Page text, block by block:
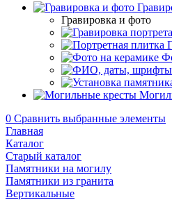
Гравировка и фото
0 Сравнить выбранные элементы
Главная
Каталог
Старый каталог
Памятники на могилу
Памятники из гранита
Вертикальные